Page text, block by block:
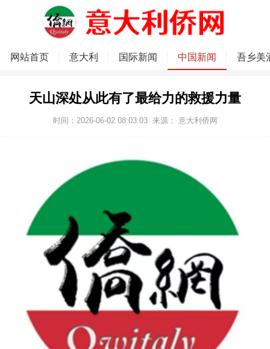
网站首页 意大利 国际新闻 中国新闻 吾乡美
天山深处从此有了最给力的救援力量
时间：2026-06-02 08:03:03 来源： 意大利侨网